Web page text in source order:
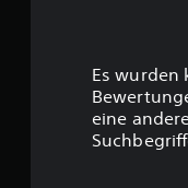
Es wurden
eine